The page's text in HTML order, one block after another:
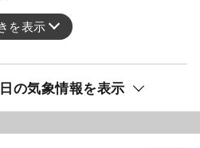
を表示
の気象情報を表示